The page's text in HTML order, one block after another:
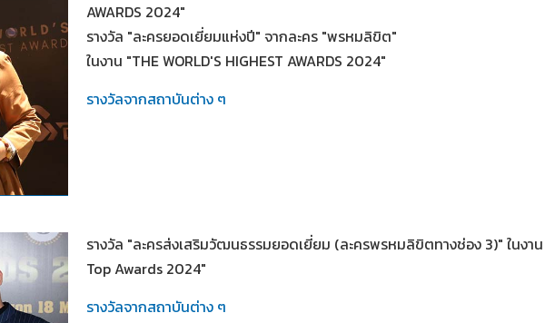
AWARDS 2024"
รางวัล "ละครยอดเยี่ยมแห่งปี" จากละคร "พรหมลิขิต"
ในงาน "THE WORLD'S HIGHEST AWARDS 2024"
รางวัลจากสถาบันต่าง ๆ
รางวัล "ละครส่งเสริมวัฒนธรรมยอดเยี่ยม (ละครพรหมลิขิตทางช่อง 3)" ในงา
Top Awards 2024"
รางวัลจากสถาบันต่าง ๆ